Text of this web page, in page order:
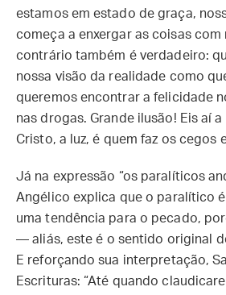
estamos em estado de graça,
começa a enxergar as coisas com
contrário também é verdadeiro:
nossa visão da realidade como
queremos encontrar a felicidade
nas drogas. Grande ilusão! Eis aí
Cristo, a luz, é quem faz os cegos
Já na expressão “os paralíticos
Angélico explica que o paralítico
uma tendência para o pecado,
— aliás, este é o sentido original
E reforçando sua interpretação,
Escrituras: “Até quando